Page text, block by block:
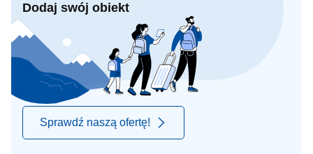
Dodaj swój obiekt
Sprawdź naszą ofertę!